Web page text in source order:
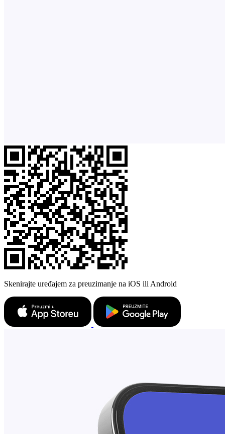
Skenirajte uređajem za preuzimanje na iOS ili Android